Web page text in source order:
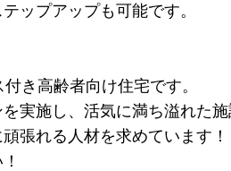
ップアップも可能です。
き高齢者向け住宅です。
実施し、活気に満ち溢れた施
張れる人材を求めています！